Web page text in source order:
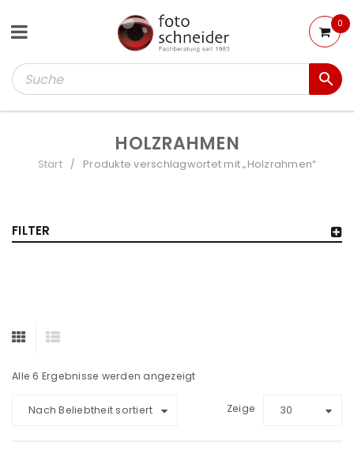
0
HOLZRAHMEN
Start / Produkte verschlagwortet mit „Holzrahmen“
FILTER
Alle 6 Ergebnisse werden angezeigt
Nach Beliebtheit sortiert Zeige 30